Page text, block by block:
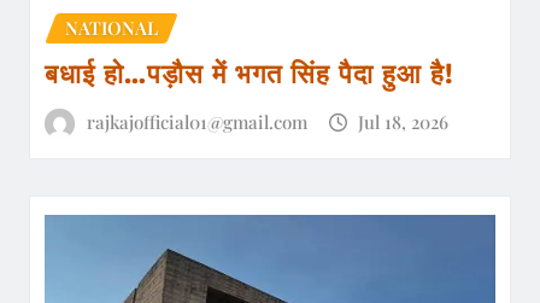
NATIONAL
बधाई हो…पड़ौस में भगत सिंह पैदा हुआ है!
rajkajofficial01@gmail.com Jul 18, 2026